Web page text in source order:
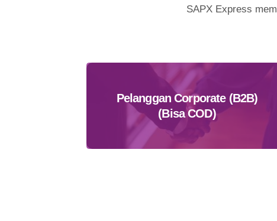
SAPX Express
Pelanggan Corporate (B2B)
(Bisa COD)